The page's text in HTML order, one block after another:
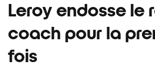
Leroy endosse le
coach pour la
fois